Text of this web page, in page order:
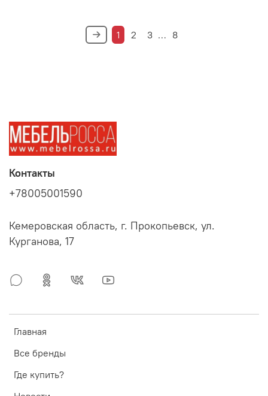
1 2 3 … 8
Главная
Все бренды
Где купить?
Контакты
+78005001590
Кемеровская область, г. Прокопьевск, ул.
Курганова, 17